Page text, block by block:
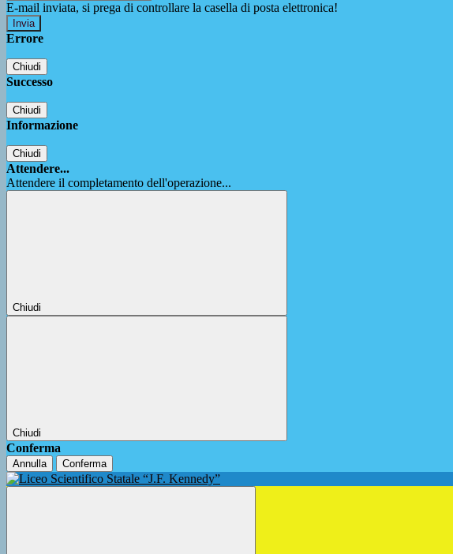
E-mail inviata, si prega di controllare la casella di posta elettronica!
Errore
Chiudi
Successo
Chiudi
Informazione
Chiudi
Attendere...
Attendere il completamento dell'operazione...
Chiudi
Chiudi
Conferma
Annulla Conferma